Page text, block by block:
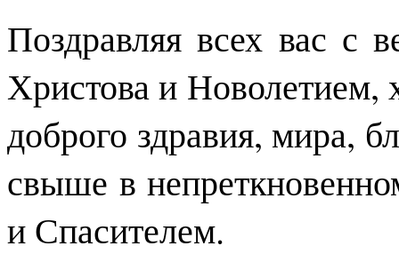
Поздравляя всех вас с
Христова и Новолетием,
доброго здравия, мира,
свыше в
и Спасителем.